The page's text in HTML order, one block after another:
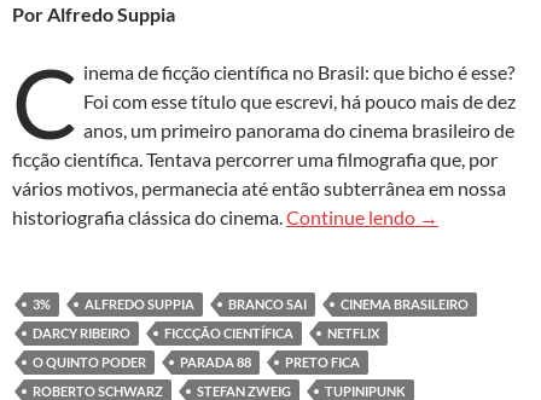
Por Alfredo Suppia
C inema de ficção científica no Brasil: que bicho é esse?
Foi com esse título que escrevi, há pouco mais de dez
anos, um primeiro panorama do cinema brasileiro de
ficção científica. Tentava percorrer uma filmografia que, por
vários motivos, permanecia até então subterrânea em nossa
historiografia clássica do cinema.Continue lendo “Nas veredas
→
3% ALFREDO SUPPIA BRANCO SAI
CINEMA BRASILEIRO
DARCY RIBEIRO
FICCÇÃO CIENTÍFICA
NETFLIX
O QUINTO PODER
PARADA 88
PRETO FICA
ROBERTO SCHWARZ
STEFAN ZWEIG TUPINIPUNK